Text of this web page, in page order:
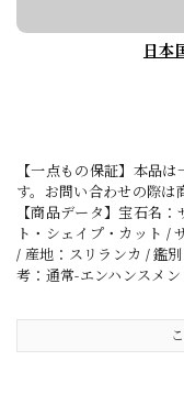
日本
【一点もの保証】本品
す。お問い合わせの際は
【商品データ】宝石名
ト・シェイプ・カット /
/ 産地：スリランカ / 鑑
考：通常-エンハンスメン